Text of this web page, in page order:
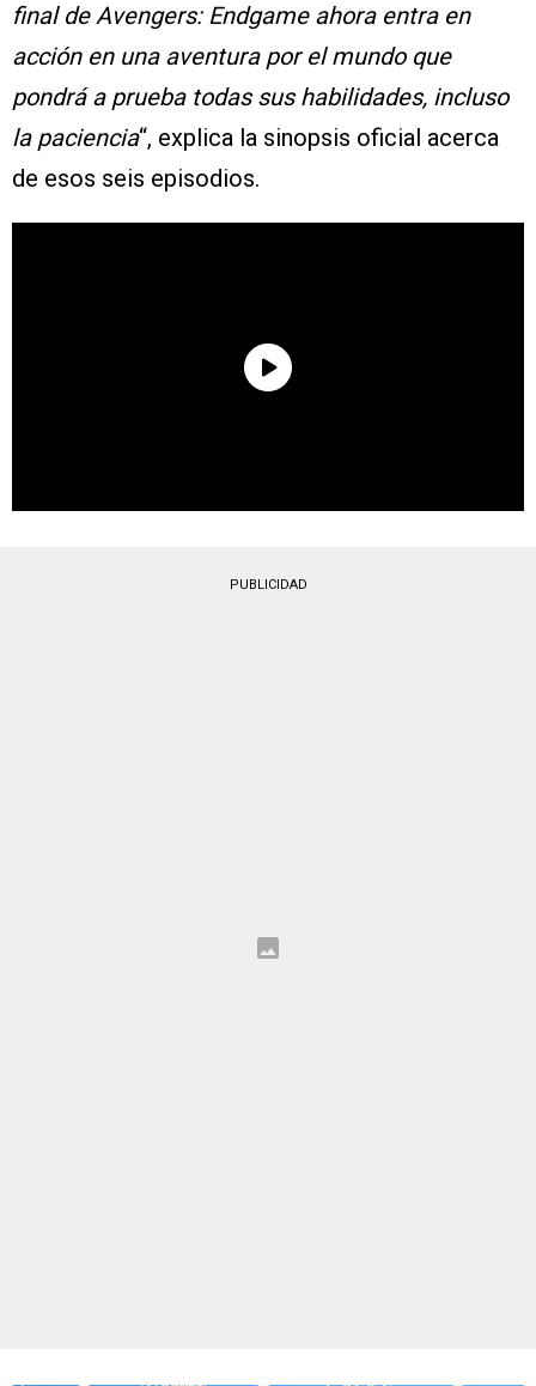
final de Avengers: Endgame ahora entra en
acción en una aventura por el mundo que
pondrá a prueba todas sus habilidades, incluso
la paciencia“, explica la sinopsis oficial acerca
de esos seis episodios.
PUBLICIDAD